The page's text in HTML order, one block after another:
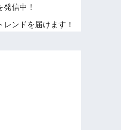
信中！
ンドを届けます！